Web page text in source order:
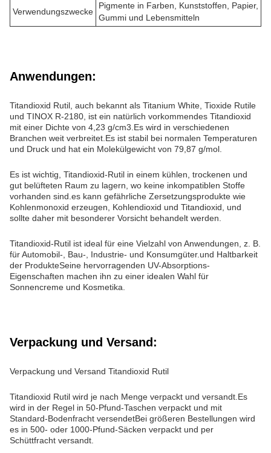
Verwendungszwecke
Pigmente in Farben, Kunststoffen, Papier,
Gummi und Lebensmitteln
Anwendungen:
Titandioxid Rutil, auch bekannt als Titanium White, Tioxide Rutile
und TINOX R-2180, ist ein natürlich vorkommendes Titandioxid
mit einer Dichte von 4,23 g/cm3.Es wird in verschiedenen
Branchen weit verbreitet.Es ist stabil bei normalen Temperaturen
und Druck und hat ein Molekülgewicht von 79,87 g/mol.
Es ist wichtig, Titandioxid-Rutil in einem kühlen, trockenen und
gut belüfteten Raum zu lagern, wo keine inkompatiblen Stoffe
vorhanden sind.es kann gefährliche Zersetzungsprodukte wie
Kohlenmonoxid erzeugen, Kohlendioxid und Titandioxid, und
sollte daher mit besonderer Vorsicht behandelt werden.
Titandioxid-Rutil ist ideal für eine Vielzahl von Anwendungen, z. B.
für Automobil-, Bau-, Industrie- und Konsumgüter.und Haltbarkeit
der ProdukteSeine hervorragenden UV-Absorptions-
Eigenschaften machen ihn zu einer idealen Wahl für
Sonnencreme und Kosmetika.
Verpackung und Versand:
Verpackung und Versand Titandioxid Rutil
Titandioxid Rutil wird je nach Menge verpackt und versandt.Es
wird in der Regel in 50-Pfund-Taschen verpackt und mit
Standard-Bodenfracht versendetBei größeren Bestellungen wird
es in 500- oder 1000-Pfund-Säcken verpackt und per
Schüttfracht versandt.